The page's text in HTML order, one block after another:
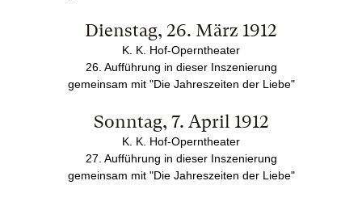
Dienstag, 26. März 1912
K. K. Hof-Operntheater
26. Aufführung in dieser Inszenierung
gemeinsam mit "Die Jahreszeiten der Liebe"
Sonntag, 7. April 1912
K. K. Hof-Operntheater
27. Aufführung in dieser Inszenierung
gemeinsam mit "Die Jahreszeiten der Liebe"